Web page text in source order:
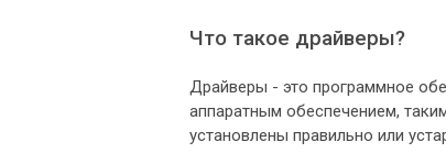
Что такое драйверы?
Драйверы - это программное
аппаратным обеспечением,
установлены правильно или